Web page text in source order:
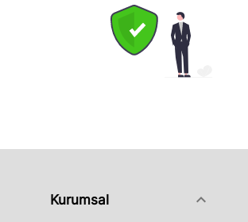
Kurumsal keyboard_arrow_down